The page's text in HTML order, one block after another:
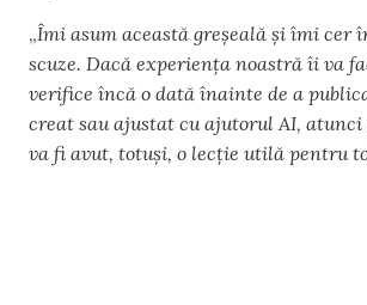
„Îmi asum această greșeală și îmi cer
scuze. Dacă experiența noastră îi va
verifice încă o dată înainte de a
creat sau ajustat cu ajutorul AI, atunci
va fi avut, totuși, o lecție utilă pentru